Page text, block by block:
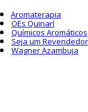
Aromaterapia
OEs Quinarí
Químicos Aromáticos
Seja um Revendedor
Wagner Azambuja